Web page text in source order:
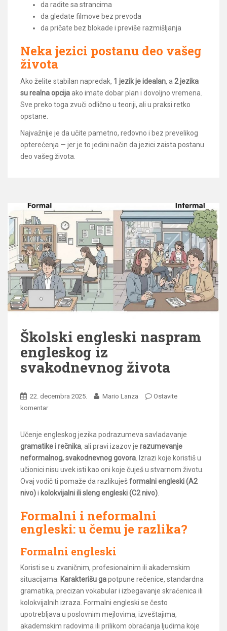
da radite sa strancima
da gledate filmove bez prevoda
da pričate bez blokade i previše razmišljanja
Neka jezici postanu deo vašeg
života
Ako želite stabilan napredak, 1 jezik je idealan, a 2 jezika
su realna opcijaako imate dobar plan i dovoljno vremena.
Sve preko toga zvuči odlično u teoriji, ali u praksi retko
opstane.
Najvažnije je da učite pametno, redovno i bez prevelikog
opterećenja — jer je to jedini način da jezici zaista postanu
deo vašeg života.
Školski engleski naspram
engleskog iz
svakodnevnog života
22. decembra 2025. Mario Lanza
Ostavite
komentar
Učenje engleskog jezika podrazumeva savladavanje
gramatike i rečnika, ali pravi izazov je razumevanje
neformalnog, svakodnevnog govora . Izrazi koje koristiš u
učionici nisu uvek isti kao oni koje čuješ u stvarnom životu.
Ovaj vodič ti pomaže da razlikuješformalni engleski (A2
nivo)i kolokvijalni ili sleng engleski (C2 nivo)
Formalni i neformalni
engleski: u čemu je razlika?
Formalni engleski
Koristi se u zvaničnim, profesionalnim ili akademskim
situacijama. Karakterišu gapotpune rečenice, standardna
gramatika, precizan vokabular i izbegavanje skraćenica ili
kolokvijalnih izraza. Formalni engleski se često
upotrebljava u poslovnim mejlovima, izveštajima,
akademskim radovima ili prilikom obraćanja ljudima koje